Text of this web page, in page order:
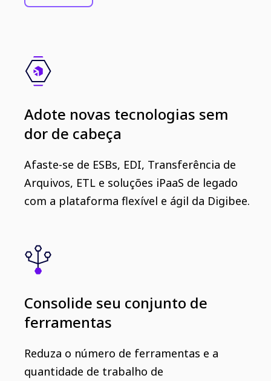
Adote novas tecnologias sem
dor de cabeça
Afaste-se de ESBs, EDI, Transferência de
Arquivos, ETL e soluções iPaaS de legado
com a plataforma flexível e ágil da Digibee.
Consolide seu conjunto de
ferramentas
Reduza o número de ferramentas e a
quantidade de trabalho de